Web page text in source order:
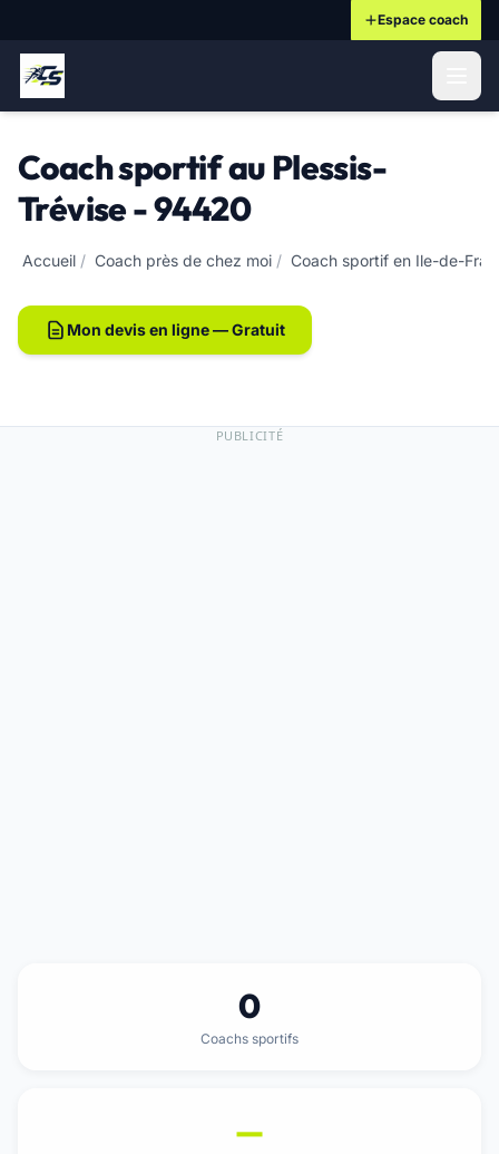
Espace coach
Coach sportif au Plessis-
Trévise - 94420
Accueil / Coach près de chez moi / Coach sportif en Ile-de-
Mon devis en ligne — Gratuit
PUBLICITÉ
0
Coachs sportifs
—